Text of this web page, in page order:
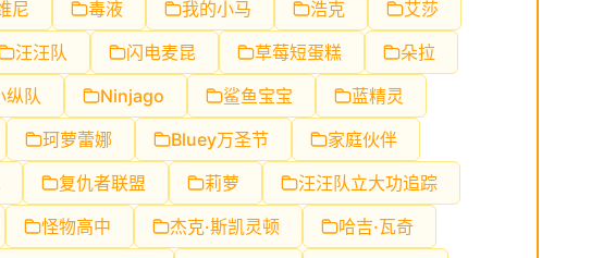
尼 毒液 我的小马 浩克
艾莎
汪汪队 闪电麦昆 草莓短蛋糕
朵拉
纵队 Ninjago 鲨鱼宝宝
蓝精灵
珂萝蕾娜 Bluey万圣节
家庭伙伴
复仇者联盟 莉萝
汪汪队立大功追踪
怪物高中 杰克·斯凯灵顿
哈吉·瓦奇